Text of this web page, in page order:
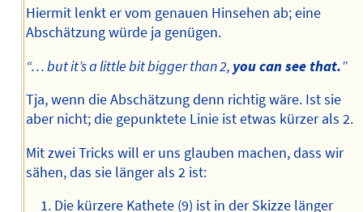
Hiermit lenkt er vom genauen Hinsehen ab; eine
Abschätzung würde ja genügen.
“… but it’s a little bit bigger than 2, you can see that.”
Tja, wenn die Abschätzung denn richtig wäre. Ist sie
aber nicht; die gepunktete Linie ist etwas kürzer als 2.
Mit zwei Tricks will er uns glauben machen, dass wir
sähen, das sie länger als 2 ist:
Die kürzere Kathete (9) ist in der Skizze länger